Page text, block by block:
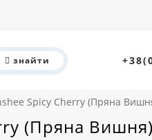
знайти
Spicy Cherry (Пряна
(Пряна